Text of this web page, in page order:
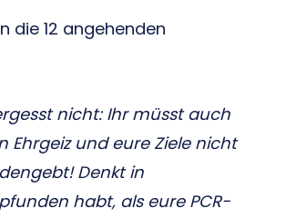
die 12 angehenden
nicht: Ihr müsst auch
und eure Ziele nicht
Denkt in
habt, als eure PCR-